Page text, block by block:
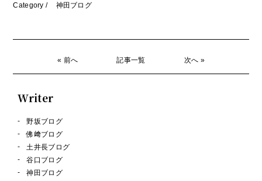
Category / 神田ブログ
« 前へ 記事一覧 次へ »
Writer
野坂ブログ
佛﨑ブログ
土井長ブログ
谷口ブログ
神田ブログ